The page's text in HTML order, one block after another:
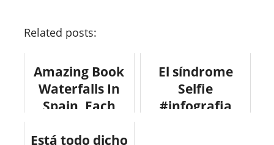
Related posts:
Amazing Book
Waterfalls In
Spain, Each
Books #art
El síndrome
Selfie
#infografia
Está todo dicho